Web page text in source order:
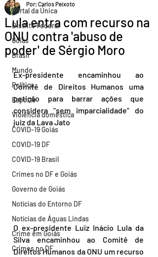
Portal da Única
Distrito Federal
Goiás
Brasil
Mundo
Política
Esporte
Violência doméstica
COVID-19 Goiás
COVID-19 DF
COVID-19 Brasil
Crimes no DF e Goiás
Governo de Goiás
Notícias do Entorno DF
Notícias de Águas Lindas
Crime em Goiás
Crimes no DF
Lula entra com recurso na
ONU contra 'abuso de
poder' de Sérgio Moro
Por: Carlos Peixoto
Ex-presidente encaminhou ao
Comitê de Direitos Humanos uma
petição para barrar ações que
considera "sem imparcialidade" do
juiz da Lava Jato
O ex-presidente Luiz Inácio Lula da
Silva encaminhou ao Comitê de
Direitos Humanos da ONU um recurso